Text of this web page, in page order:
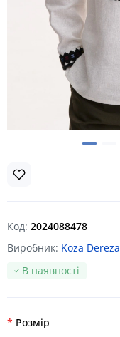
Код: 2024088478
Виробник: Koza Dereza
В наявності
Розмір